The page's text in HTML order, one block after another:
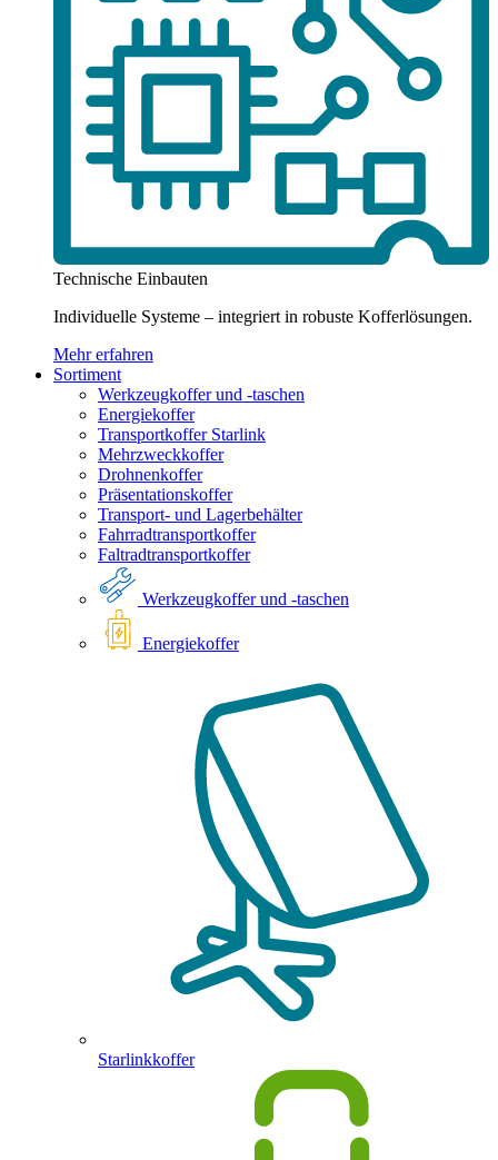
Technische Einbauten
Individuelle Systeme – integriert in robuste Kofferlösungen.
Mehr erfahren
Sortiment
Werkzeugkoffer und -taschen
Energiekoffer
Transportkoffer Starlink
Mehrzweckkoffer
Drohnenkoffer
Präsentationskoffer
Transport- und Lagerbehälter
Fahrradtransportkoffer
Faltradtransportkoffer
Werkzeugkoffer und -taschen
Energiekoffer
Starlinkkoffer